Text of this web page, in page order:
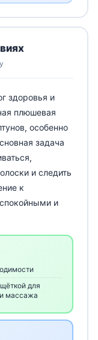
здоровья и
плюшевая
особенно
задача
и следить
к
и
для
массажа